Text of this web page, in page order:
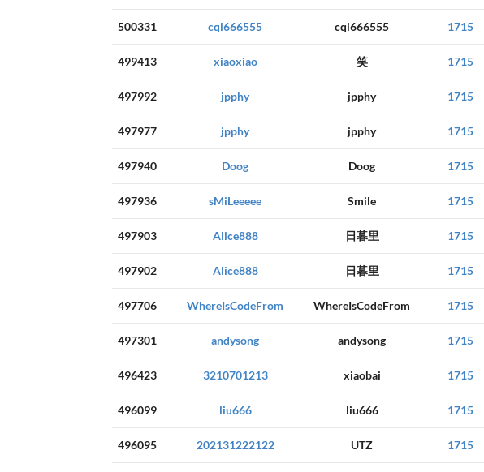
500331 cql666555 cql666555 1715
499413 xiaoxiao 笑 1715
497992 jpphy jpphy 1715
497977 jpphy jpphy 1715
497940 Doog Doog 1715
497936 sMiLeeeee Smile 1715
497903 Alice888 日暮里 1715
497902 Alice888 日暮里 1715
497706 WhereIsCodeFrom WhereIsCodeFrom 1715
497301 andysong andysong 1715
496423 3210701213 xiaobai 1715
496099 liu666 liu666 1715
496095 202131222122 UTZ 1715